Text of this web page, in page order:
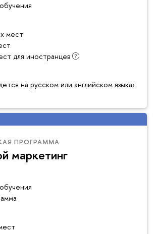
мест
для иностранцев
на русском или английском языках
ПРОГРАММА
маркетинг